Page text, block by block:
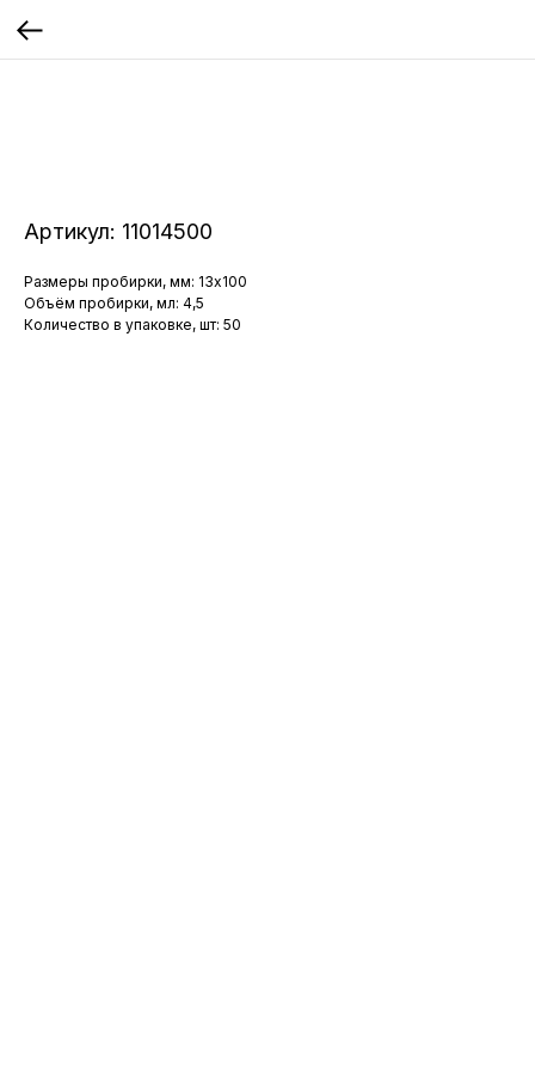
Артикул: 11014500
Размеры пробирки, мм: 13x100
Объём пробирки, мл: 4,5
Количество в упаковке, шт: 50